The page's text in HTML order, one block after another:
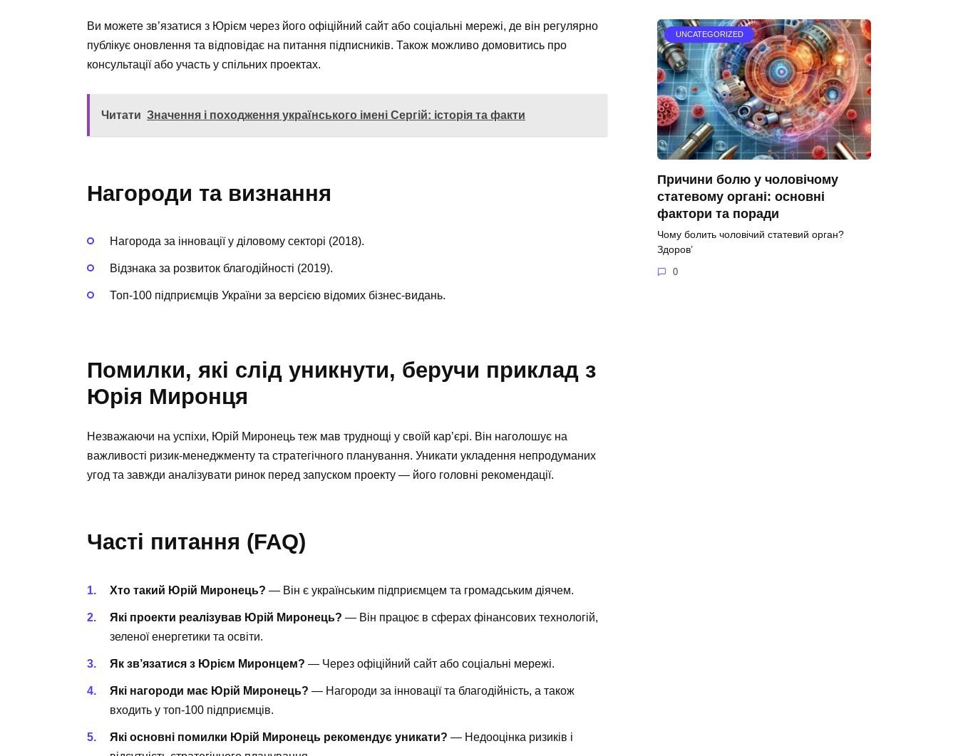
Ви можете зв’язатися з Юрієм через його офіційний сайт або соціальні мережі, де він регулярно
публікує оновлення та відповідає на питання підписників. Також можливо домовитись про
консультації або участь у спільних проектах.
Читати Значення і походження українського імені Сергій: історія та факти
Нагороди та визнання
Нагорода за інновації у діловому секторі (2018).
Відзнака за розвиток благодійності (2019).
Топ-100 підприємців України за версією відомих бізнес-видань.
Помилки, які слід уникнути, беручи приклад з
Юрія Миронця
Незважаючи на успіхи, Юрій Миронець теж мав труднощі у своїй кар’єрі. Він наголошує на
важливості ризик-менеджменту та стратегічного планування. Уникати укладення непродуманих
угод та завжди аналізувати ринок перед запуском проекту — його головні рекомендації.
Часті питання (FAQ)
Хто такий Юрій Миронець? — Він є українським підприємцем та громадським діячем.
Які проекти реалізував Юрій Миронець? — Він працює в сферах фінансових технологій,
зеленої енергетики та освіти.
Як зв’язатися з Юрієм Миронцем? — Через офіційний сайт або соціальні мережі.
Які нагороди має Юрій Миронець? — Нагороди за інновації та благодійність, а також
входить у топ-100 підприємців.
Які основні помилки Юрій Миронець рекомендує уникати? — Недооцінка ризиків і
UNCATEGORIZED
Причини болю у чоловічому
статевому органі: основні
фактори та поради
Чому болить чоловічий статевий орган?
Здоров’
0